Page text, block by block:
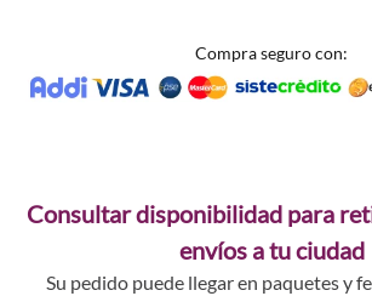
Compra seguro con:
Consultar disponibilidad para
envíos a tu ciudad
Su pedido puede llegar en paquetes y